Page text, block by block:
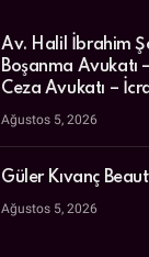
Av. Halil İbrahim
Boşanma Avukatı
Ceza Avukatı –
Ağustos 5, 2026
Güler Kıvanç
Ağustos 5, 2026